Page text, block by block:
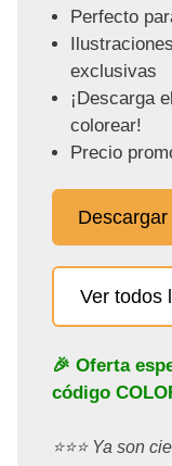
Perfecto
exclusivas
¡Descarga
colorear!
Precio
Ver todos
🎉 Oferta
código
⭐️⭐️⭐️ Ya son